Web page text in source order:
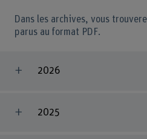
Dans les archives, vous
parus au format PDF.
2026
2025